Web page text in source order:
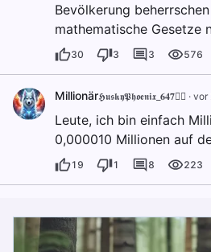
Bevölkerung
mathematische Gesetze
30 3 3 576
Millionär𝕳𝖚𝖘𝖐𝖞𝕻𝖍𝖔𝖊𝖓𝖎𝖝_𝟔𝟒𝟕🐦‍🔥 · vor
Leute, ich bin einfach
0,000010 Millionen auf
19 1 8 223